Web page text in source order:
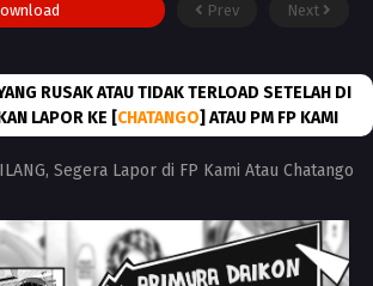
Prev Next
RUSAK ATAU TIDAK TERLOAD SETELAH DI
LAPOR KE [CHATANGO] ATAU PM FP KAMI
Segera Lapor di FP Kami Atau Chatango